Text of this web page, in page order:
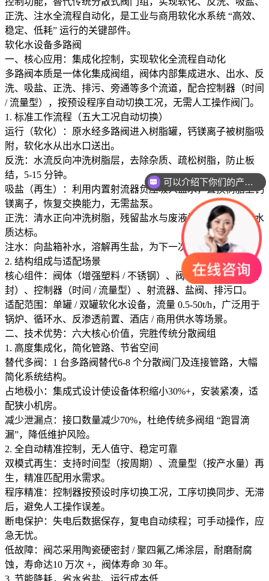
正洗、注水全流程自动化，是工业与商用软化水系统 “高效、
稳定、低耗” 运行的关键部件。
软化水设备多路阀
一、核心应用：集成化控制，实现软化全流程自动化
多路阀本质是一体化集成阀组，阀体内部集成进水、出水、反
洗、吸盐、正洗、排污、旁通等多个流道，配合控制器（时间
/ 流量型），按预设程序自动切换工况，无需人工操作阀门。
1. 标准工作流程（五大工况自动切换）
运行（软化）：原水经多路阀进入树脂罐，钙镁离子被树脂吸
附，软化水从出水口送出。
反洗：水流反向冲洗树脂层，去除杂质、疏松树脂，防止板
结，5-15 分钟。
吸盐（再生）：利用内置射流器负压吸入盐水，置换树脂上钙
镁离子，恢复交换能力，无需盐泵。
正洗：清水正向冲洗树脂，残留盐水与废液排出，确保出水水
质达标。
注水：向盐箱补水，溶解再生盐，为下一次再生准备。
2. 结构组成与适配场景
核心组件：阀体（增强塑料 / 不锈钢）、阀芯（活塞 / 陶瓷密
封）、控制器（时间 / 流量型）、射流器、盐阀、排污口。
适配范围：单罐 / 双罐软化水设备，流量 0.5-50t/h，广泛用于
锅炉、循环水、反渗透前置、酒店 / 商用供水等场景。
二、技术优势：六大核心价值，完胜传统分散阀组
1. 高度集成化，简化管路、节省空间
替代多阀：1 台多路阀替代6-8 个分散阀门及连接管路，大幅
简化系统结构。
占地极小：集成式设计使设备体积缩小30%+，安装紧凑，适
配狭小机房。
减少泄漏点：接口数量减少70%，杜绝传统多阀组 “跑冒滴
漏”，降低维护风险。
2. 全自动精准控制，无人值守、稳定可靠
双模式再生：支持时间型（按周期）、流量型（按产水量）再
生，精准匹配用水需求。
程序精准：控制器按预设时序切换工况，工序切换同步、无滞
后，避免人工操作误差。
断电保护：失电后数据保存，复电自动续程；可手动操作，应
急无忧。
低故障：阀芯采用陶瓷硬密封 / 聚四氟乙烯涂层，耐磨耐腐
蚀，寿命达10 万次 +，阀体寿命 30 年。
3. 节能降耗，省水省盐、运行成本低
可以介绍下你们的产品么